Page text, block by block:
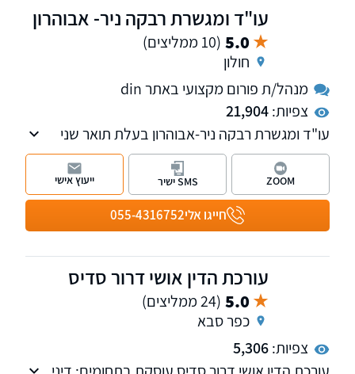
עו"ד ומגשרת רבקה ניר- אבוהרון
5.0 (10 ממליצים)
חולון
מנהל/ת פורום מקצועי באתר din
צפיות:21,904
עו"ד ומגשרת רבקה ניר-אבוהרון בעלת תואר שני
במשפטים. מוסמכת לעריכת ייפוי כוח מתמשך,
בעלת ניסיון רב בייצוג ובסיוע בעסקאות מקרקעין,
פשיטת רגל, גישור ובוררות בהסכם גירושין, ודיני
משפחה - במיוחד צוואות וירושות.
חייגו אלי055-4316752
ZOOM SMS ישיר ייעוץ אישי
עורכת הדין אושי דרור סדיס
5.0 (24 ממליצים)
כפר סבא
צפיות:5,306